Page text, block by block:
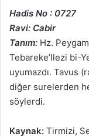
Hadis No : 0727
Ravi: Cabir
Tanım: Hz.
Tebareke’llezi bi-
uyumazdı. Tavus
diğer surelerden
söylerdi.
Kaynak: Tirmizi,